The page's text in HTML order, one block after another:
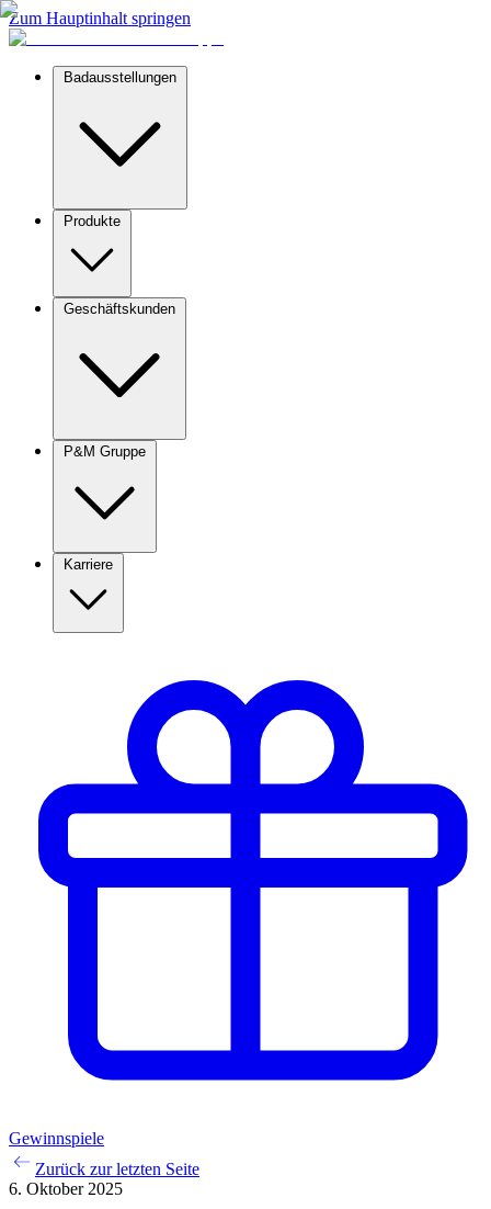
Zum Hauptinhalt springen
Badausstellungen
Produkte
Geschäftskunden
P&M Gruppe
Karriere
Gewinnspiele
Zurück zur letzten Seite
6. Oktober 2025